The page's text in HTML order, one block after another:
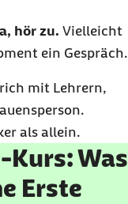
hör zu. Vielleicht
ein Gespräch.
mit Lehrern,
als allein.
Was
Erste